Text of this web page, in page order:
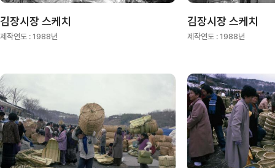
김장시장 스케치
제작연도 : 1988년
김장시장 스케치
제작연도 : 1988년